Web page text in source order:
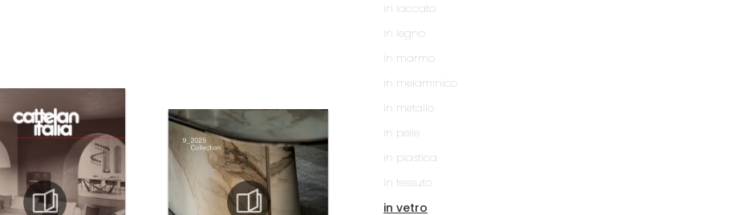
in laccato
in legno
in marmo
in melaminico
in metallo
in pelle
in plastica
in tessuto
in vetro